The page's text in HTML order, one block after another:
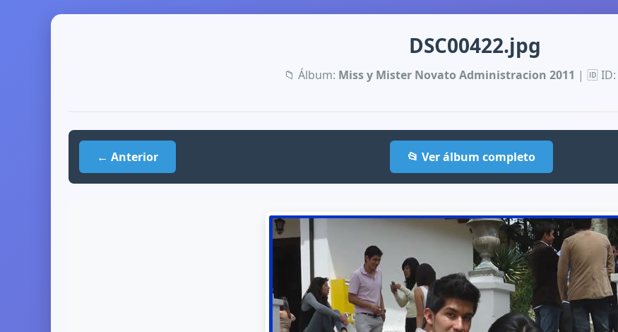
DSC00422.jpg
📁 Álbum: Miss y Mister Novato Administracion 2011 | 🆔 ID:
← Anterior 📂 Ver álbum completo